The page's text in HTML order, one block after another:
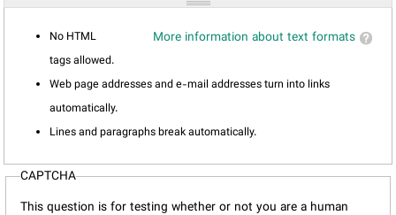
More information about text formats
No HTML
tags allowed.
Web page addresses and e-mail addresses turn into links
automatically.
Lines and paragraphs break automatically.
CAPTCHA
This question is for testing whether or not you are a human